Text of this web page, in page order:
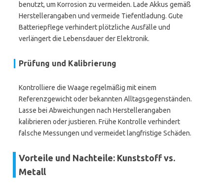
benutzt, um Korrosion zu vermeiden. Lade Akkus gemäß
Herstellerangaben und vermeide Tiefentladung. Gute
Batteriepflege verhindert plötzliche Ausfälle und
verlängert die Lebensdauer der Elektronik.
Prüfung und Kalibrierung
Kontrolliere die Waage regelmäßig mit einem
Referenzgewicht oder bekannten Alltagsgegenständen.
Lasse bei Abweichungen nach Herstellerangaben
kalibrieren oder justieren. Frühe Kontrolle verhindert
falsche Messungen und vermeidet langfristige Schäden.
Vorteile und Nachteile: Kunststoff vs.
Metall